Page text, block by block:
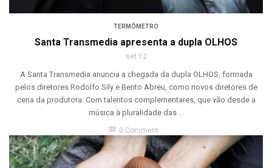
TERMÔMETRO
Santa Transmedia apresenta a dupla OLHOS
set 12
A Santa Transmedia anuncia a chegada da dupla OLHOS, formada
pelos diretores Rodolfo Sily e Bento Abreu, como novos diretores de
cena da produtora. Com talentos complementares, que vão desde a
música à pluralidade das ...
chat_bubble 0 Comment